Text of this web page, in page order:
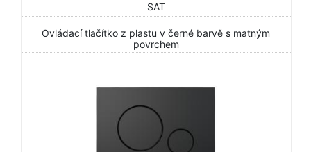
SAT
Ovládací tlačítko z plastu v černé barvě s matným
povrchem